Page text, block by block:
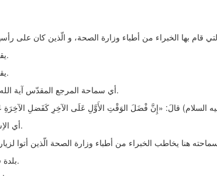
يقصد سماحته دراسة العلوم الدينية.
يقصد سماحته دراسة العلوم الدينية.
أي سماحة المرجع المقدّس آية الله السيّد عليّ القاضي (قدّس سرّه).
أي الاِشتغال بالأمور الشرعية و المعنوية.
بلدة في غرب ايران، قريبة من العراق.